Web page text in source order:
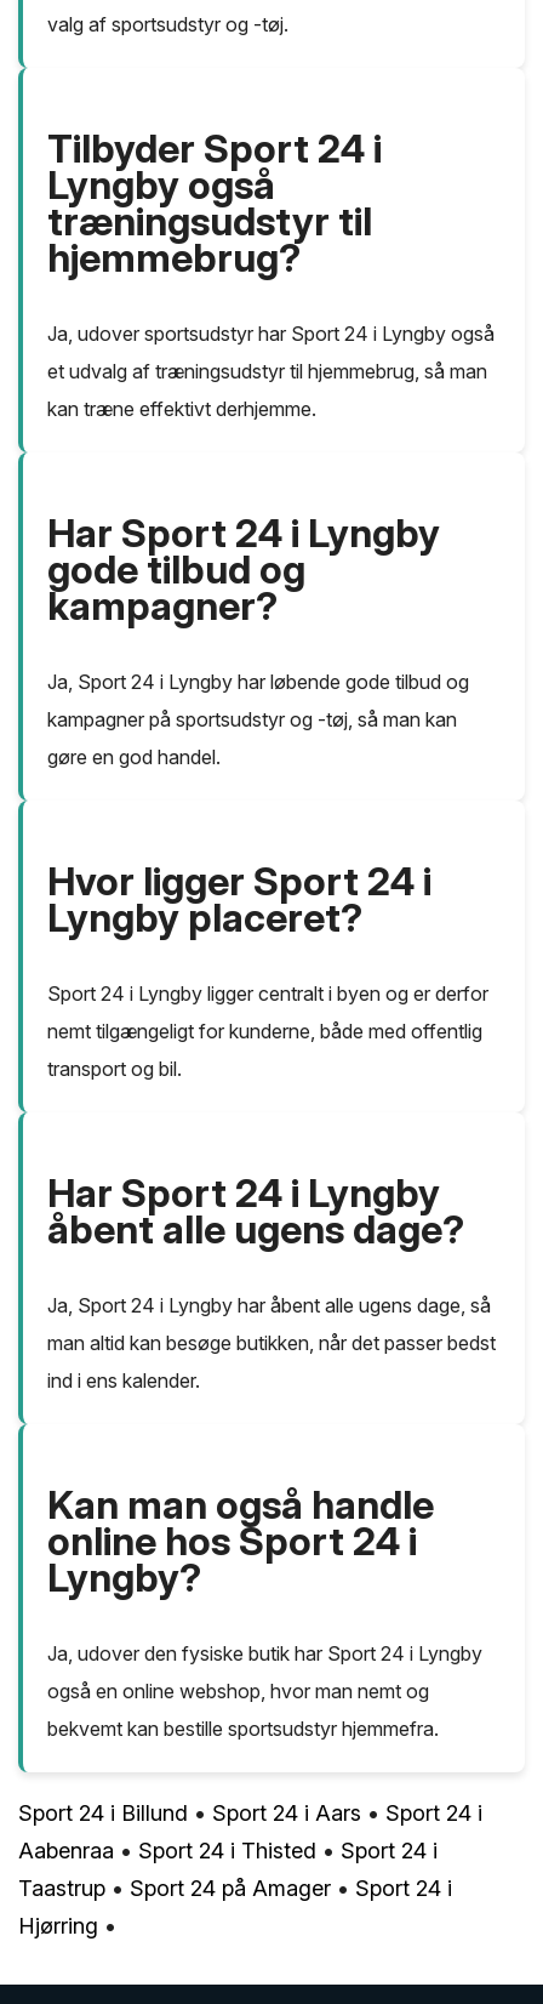
valg af sportsudstyr og -tøj.
Tilbyder Sport 24 i
Lyngby også
træningsudstyr til
hjemmebrug?
Ja, udover sportsudstyr har Sport 24 i Lyngby også
et udvalg af træningsudstyr til hjemmebrug, så man
kan træne effektivt derhjemme.
Har Sport 24 i Lyngby
gode tilbud og
kampagner?
Ja, Sport 24 i Lyngby har løbende gode tilbud og
kampagner på sportsudstyr og -tøj, så man kan
gøre en god handel.
Hvor ligger Sport 24 i
Lyngby placeret?
Sport 24 i Lyngby ligger centralt i byen og er derfor
nemt tilgængeligt for kunderne, både med offentlig
transport og bil.
Har Sport 24 i Lyngby
åbent alle ugens dage?
Ja, Sport 24 i Lyngby har åbent alle ugens dage, så
man altid kan besøge butikken, når det passer bedst
ind i ens kalender.
Kan man også handle
online hos Sport 24 i
Lyngby?
Ja, udover den fysiske butik har Sport 24 i Lyngby
også en online webshop, hvor man nemt og
bekvemt kan bestille sportsudstyr hjemmefra.
Sport 24 i Billund • Sport 24 i Aars • Sport 24 i
Aabenraa • Sport 24 i Thisted • Sport 24 i
Taastrup • Sport 24 på Amager • Sport 24 i
Hjørring •